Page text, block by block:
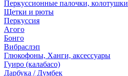
Перкуссионные палочки, колотушки
Щетки и рюты
Перкуссия
Агого
Бонго
Вибраслэп
Глюкофоны, Ханги, аксессуары
Гуиро (калабасо)
Дарбука / Думбек